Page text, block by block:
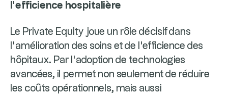
l’efficience hospitalière
Le Private Equity joue un rôle décisif dans
l’amélioration des soins et de l'efficience des
hôpitaux. Par l’adoption de technologies
avancées, il permet non seulement de réduire
les coûts opérationnels, mais aussi